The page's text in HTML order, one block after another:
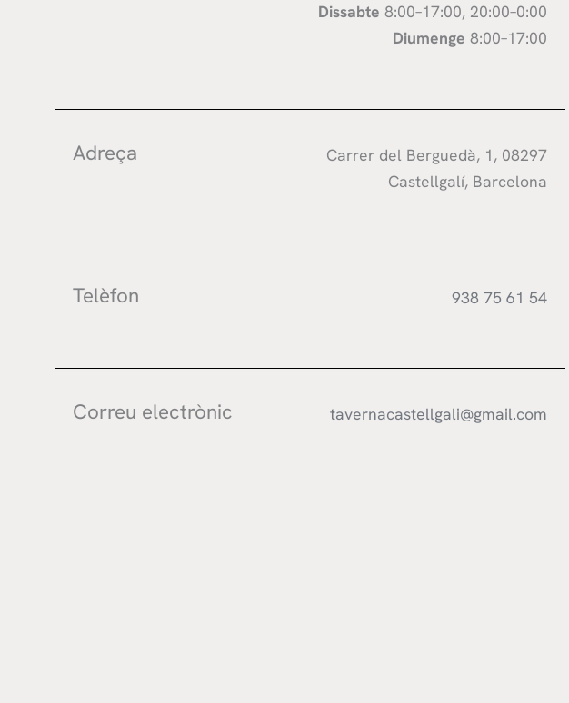
Dissabte 8:00–17:00, 20:00–0:00
Diumenge 8:00–17:00
Adreça
Carrer del Berguedà, 1, 08297
Castellgalí, Barcelona
Telèfon 938 75 61 54
Correu electrònic tavernacastellgali@gmail.com